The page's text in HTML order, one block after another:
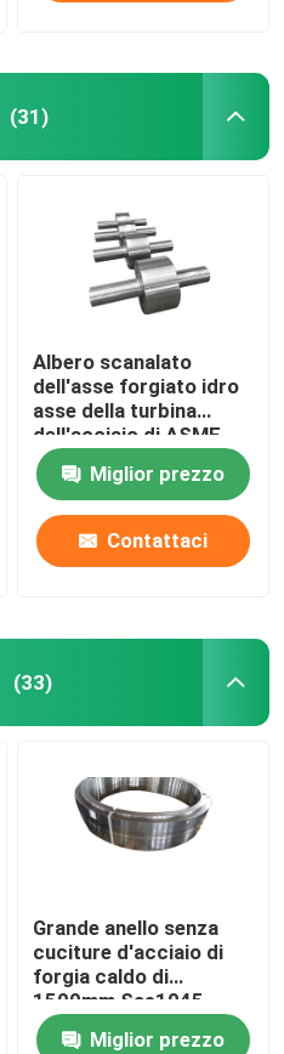
(31)
Albero scanalato
dell'asse forgiato idro
asse della turbina
dell'acciaio di ASME
S355jr Q345 St37
Miglior prezzo
Contattaci
(33)
Grande anello senza
cuciture d'acciaio di
forgia caldo di
1500mm Sae1045
Sae4340
Miglior prezzo